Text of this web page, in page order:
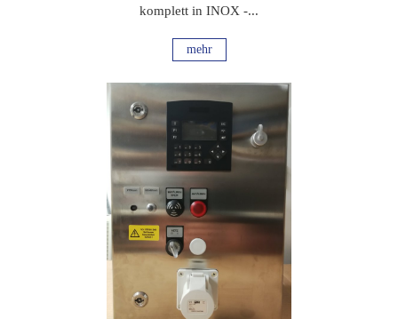
komplett in INOX -...
mehr